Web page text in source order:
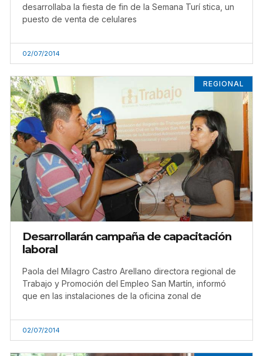
desarrollaba la fiesta de fin de la Semana Turí stica, un
puesto de venta de celulares
02/07/2014
REGIONAL
Desarrollarán campaña de capacitación
laboral
Paola del Milagro Castro Arellano directora regional de
Trabajo y Promoción del Empleo San Martín, informó
que en las instalaciones de la oficina zonal de
02/07/2014